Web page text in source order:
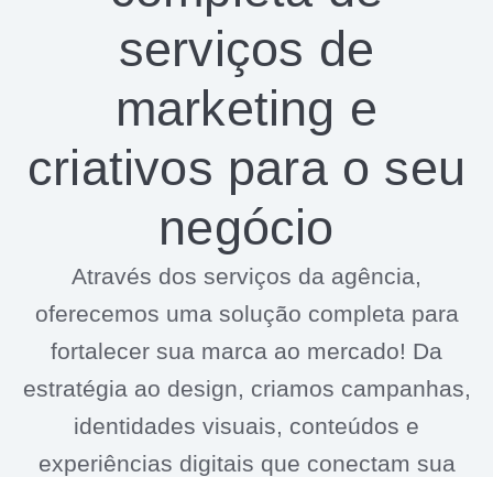
serviços de
marketing e
criativos para o seu
negócio
Através dos serviços da agência,
oferecemos uma solução completa para
fortalecer sua marca ao mercado! Da
estratégia ao design, criamos campanhas,
identidades visuais, conteúdos e
experiências digitais que conectam sua